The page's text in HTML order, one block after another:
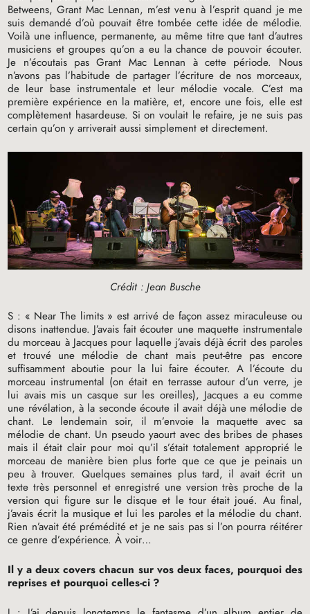
Betweens, Grant Mac Lennan, m’est venu à l’esprit quand je me
suis demandé d’où pouvait être tombée cette idée de mélodie.
Voilà une influence, permanente, au même titre que tant d’autres
musiciens et groupes qu’on a eu la chance de pouvoir écouter.
Je n’écoutais pas Grant Mac Lennan à cette période. Nous
n’avons pas l’habitude de partager l’écriture de nos morceaux,
de leur base instrumentale et leur mélodie vocale. C’est ma
première expérience en la matière, et, encore une fois, elle est
complètement hasardeuse. Si on voulait le refaire, je ne suis pas
certain qu’on y arriverait aussi simplement et directement.
Crédit : Jean Busche
S : « Near The limits » est arrivé de façon assez miraculeuse ou
disons inattendue. J’avais fait écouter une maquette instrumentale
du morceau à Jacques pour laquelle j’avais déjà écrit des paroles
et trouvé une mélodie de chant mais peut-être pas encore
suffisamment aboutie pour la lui faire écouter. A l’écoute du
morceau instrumental (on était en terrasse autour d’un verre, je
lui avais mis un casque sur les oreilles), Jacques a eu comme
une révélation, à la seconde écoute il avait déjà une mélodie de
chant. Le lendemain soir, il m’envoie la maquette avec sa
mélodie de chant. Un pseudo yaourt avec des bribes de phases
mais il était clair pour moi qu’il s’était totalement approprié le
morceau de manière bien plus forte que ce que je peinais un
peu à trouver. Quelques semaines plus tard, il avait écrit un
texte très personnel et enregistré une version très proche de la
version qui figure sur le disque et le tour était joué. Au final,
j’avais écrit la musique et lui les paroles et la mélodie du chant.
Rien n’avait été prémédité et je ne sais pas si l’on pourra réitérer
ce genre d’expérience. À voir…
Il y a deux covers chacun sur vos deux faces, pourquoi des
reprises et pourquoi celles-ci ?